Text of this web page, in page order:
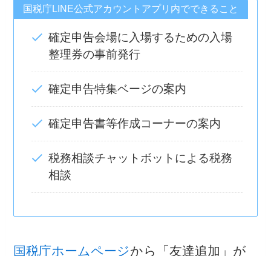
国税庁LINE公式アカウントアプリ内でできること
確定申告会場に入場するための入場
整理券の事前発行
確定申告特集ベージの案内
確定申告書等作成コーナーの案内
税務相談チャットボットによる税務
相談
国税庁ホームページから「友達追加」が